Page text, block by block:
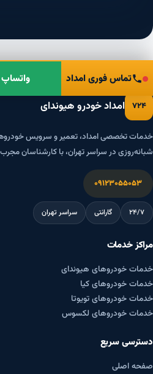
تماس فوری امداد واتساپ
۷۲۴ امداد خودرو هیوندای
خدمات تخصصی امداد، تعمیر و سرویس
شبانه‌روزی در سراسر تهران، با کارشناسان
۰۹۱۲۳۰۵۵۰۵۳
۲۴/۷ گارانتی سراسر تهران
مراکز خدمات
خدمات خودروهای هیوندای
خدمات خودروهای کیا
خدمات خودروهای تویوتا
خدمات خودروهای لکسوس
دسترسی سریع
صفحه اصلی